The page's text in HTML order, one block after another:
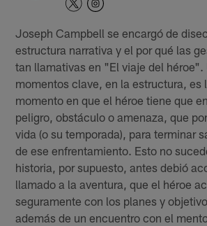
Joseph Campbell se encargó de
estructura narrativa y el por qué las
tan llamativas en "El viaje del héroe".
momentos clave, en la estructura, es
momento en que el héroe tiene que
peligro, obstáculo o amenaza, que
vida (o su temporada), para terminar
de ese enfrentamiento. Esto no
historia, por supuesto, antes debió
llamado a la aventura, que el héroe
seguramente con los planes y
además de un encuentro con el